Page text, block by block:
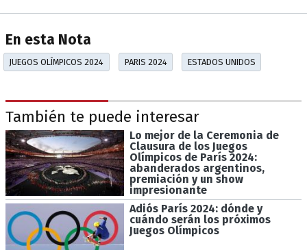
En esta Nota
JUEGOS OLÍMPICOS 2024 PARIS 2024 ESTADOS UNIDOS
También te puede interesar
Lo mejor de la Ceremonia de
Clausura de los Juegos
Olímpicos de París 2024:
abanderados argentinos,
premiación y un show
impresionante
Adiós París 2024: dónde y
cuándo serán los próximos
Juegos Olímpicos